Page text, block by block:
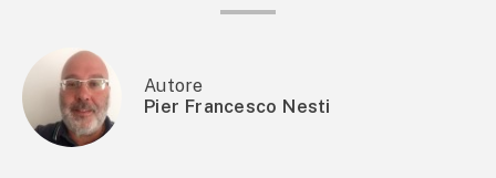
Autore
Pier Francesco Nesti